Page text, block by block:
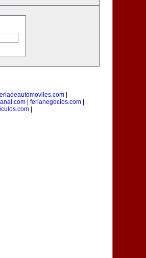
|
| ferianegocios.com|